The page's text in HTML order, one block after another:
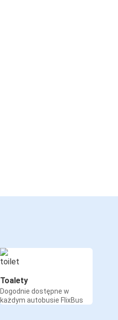
Toalety
Dogodnie dostępne w
każdym autobusie FlixBus